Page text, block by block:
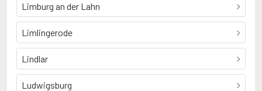
Limburg an der Lahn
Limlingerode
Lindlar
Ludwigsburg